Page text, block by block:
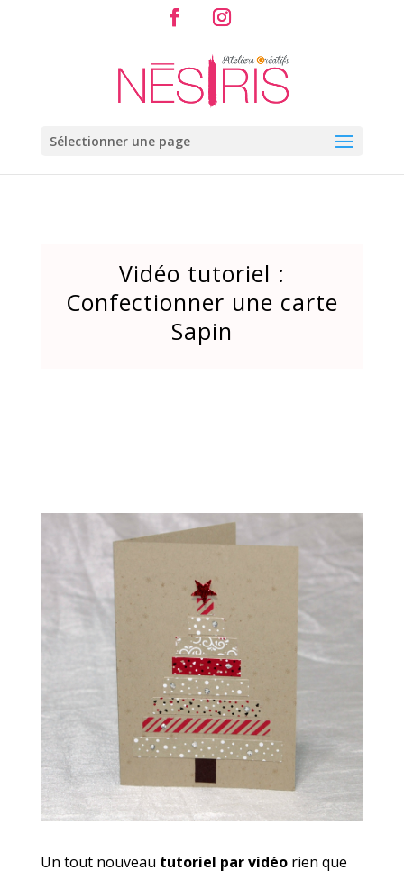
Sélectionner une page
Vidéo tutoriel :
Confectionner une carte
Sapin
Un tout nouveau tutoriel par vidéorien que